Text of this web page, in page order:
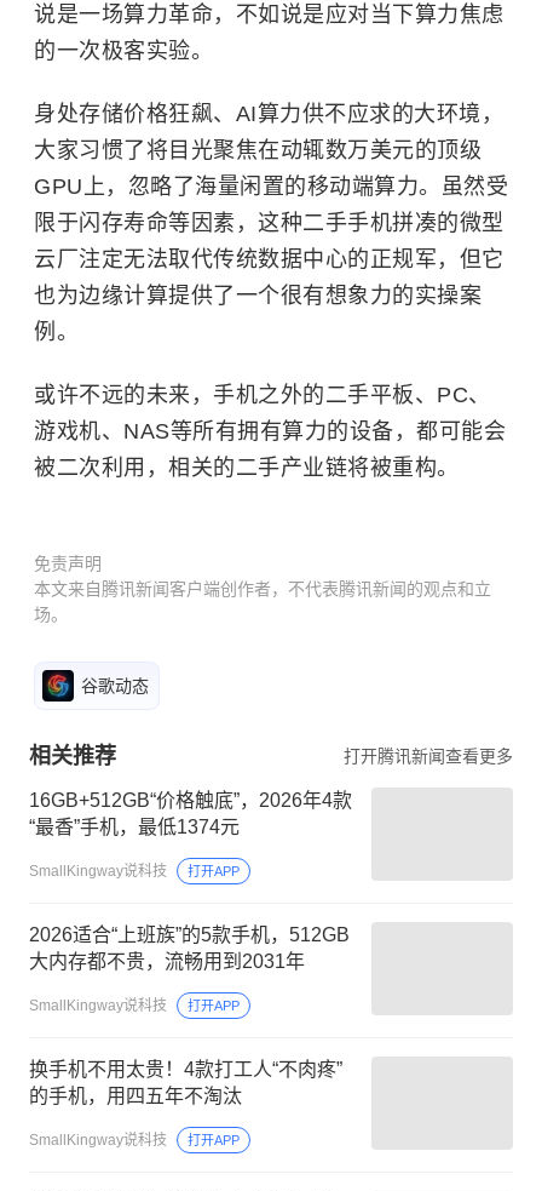
说是一场算力革命，不如说是应对当下算力焦虑
的一次极客实验。
身处存储价格狂飙、AI算力供不应求的大环境，
大家习惯了将目光聚焦在动辄数万美元的顶级
GPU上，忽略了海量闲置的移动端算力。虽然受
限于闪存寿命等因素，这种二手手机拼凑的微型
云厂注定无法取代传统数据中心的正规军，但它
也为边缘计算提供了一个很有想象力的实操案
例。
或许不远的未来，手机之外的二手平板、PC、
游戏机、NAS等所有拥有算力的设备，都可能会
被二次利用，相关的二手产业链将被重构。
免责声明
本文来自腾讯新闻客户端创作者，不代表腾讯新闻的观点和立
场。
谷歌动态
相关推荐 打开腾讯新闻查看更多
16GB+512GB“价格触底”，2026年4款
“最香”手机，最低1374元
SmallKingway说科技 打开APP
2026适合“上班族”的5款手机，512GB
大内存都不贵，流畅用到2031年
SmallKingway说科技 打开APP
换手机不用太贵！4款打工人“不肉疼”
的手机，用四五年不淘汰
SmallKingway说科技 打开APP